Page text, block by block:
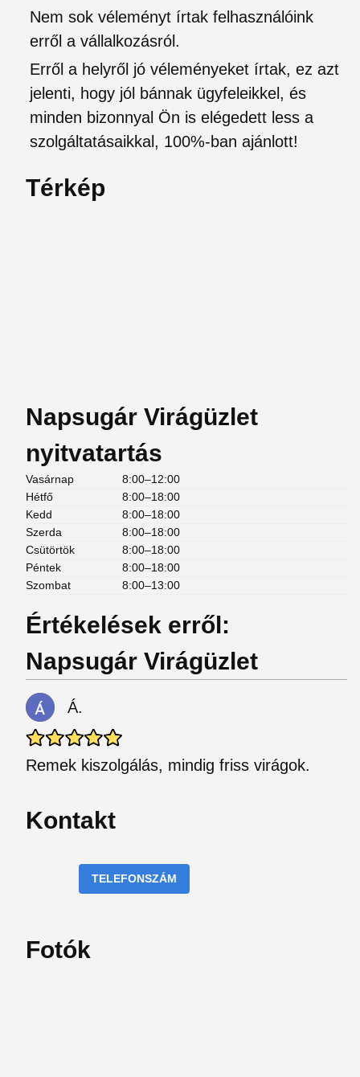
Nem sok véleményt írtak felhasználóink
erről a vállalkozásról.
Erről a helyről jó véleményeket írtak, ez azt
jelenti, hogy jól bánnak ügyfeleikkel, és
minden bizonnyal Ön is elégedett less a
szolgáltatásaikkal, 100%-ban ajánlott!
Térkép
Napsugár Virágüzlet
nyitvatartás
Vasárnap
8:00–12:00
Hétfő
8:00–18:00
Kedd
8:00–18:00
Szerda
8:00–18:00
Csütörtök
8:00–18:00
Péntek
8:00–18:00
Szombat
8:00–13:00
Értékelések erről:
Napsugár Virágüzlet
Á.
Remek kiszolgálás, mindig friss virágok.
Kontakt
TELEFONSZÁM
Fotók